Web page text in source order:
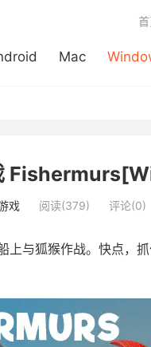
Mac
戏 阅读(379) 评论(0)
上与狐猴作战。快点，